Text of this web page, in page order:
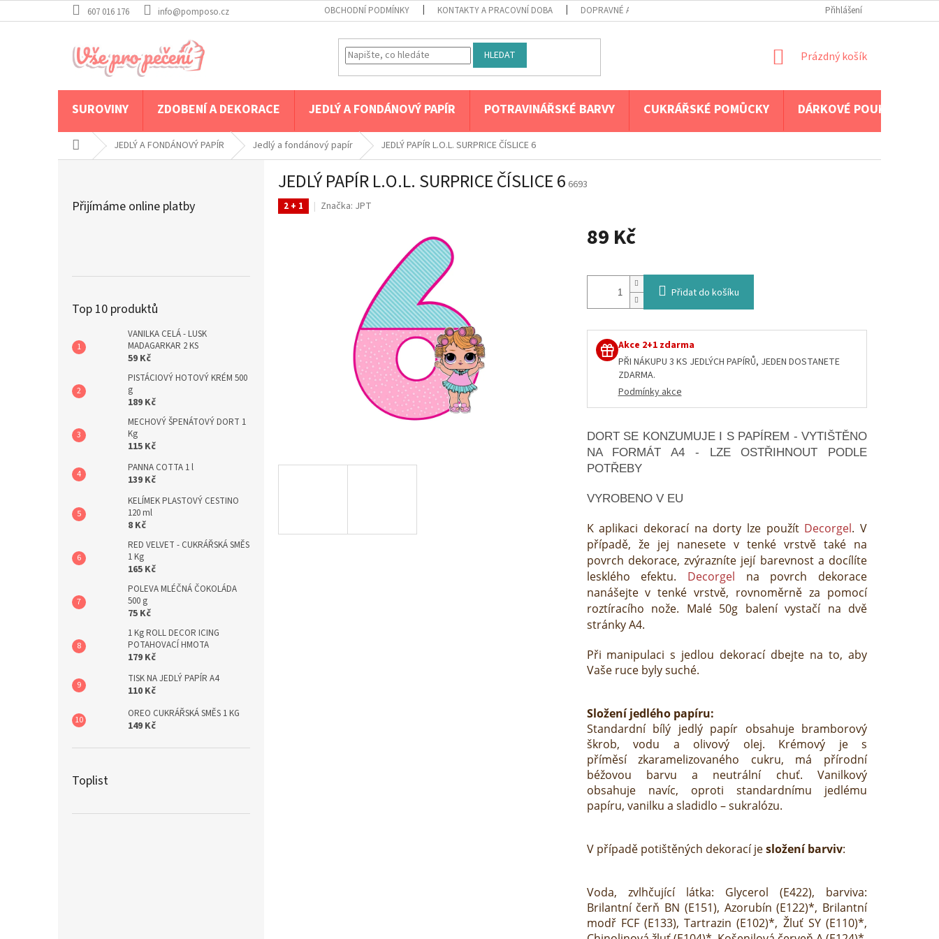
na
607 016 176 info@pomposo.cz OBCHODNÍ PODMÍNKY KONTAKTY A PRACOVNÍ DOBA DOPRAVNÉ A PLATBA Přihlášení
HLEDAT
NÁKUPNÍ
Prázdný košík
SUROVINY ZDOBENÍ A DEKORACE JEDLÝ A FONDÁNOVÝ PAPÍR POTRAVINÁŘSKÉ BARVY CUKRÁŘSKÉ POMŮCKY DÁRKOVÉ POUKAZY
Domů JEDLÝ A FONDÁNOVÝ PAPÍR Jedlý a fondánový papír JEDLÝ PAPÍR L.O.L. SURPRICE ČÍSLICE 6
Přijímáme online platby
Top 10 produktů
VANILKA CELÁ - LUSK
MADAGARKAR 2 KS
59 Kč
PISTÁCIOVÝ HOTOVÝ KRÉM 500
g
189 Kč
MECHOVÝ ŠPENÁTOVÝ DORT 1
Kg
115 Kč
PANNA COTTA 1 l
139 Kč
KELÍMEK PLASTOVÝ CESTINO
120 ml
8 Kč
RED VELVET - CUKRÁŘSKÁ SMĚS
1 Kg
165 Kč
POLEVA MLÉČNÁ ČOKOLÁDA
500 g
75 Kč
1 Kg ROLL DECOR ICING
POTAHOVACÍ HMOTA
179 Kč
TISK NA JEDLÝ PAPÍR A4
110 Kč
OREO CUKRÁŘSKÁ SMĚS 1 KG
149 Kč
Toplist
JEDLÝ PAPÍR L.O.L. SURPRICE ČÍSLICE 6 6693
2 + 1 Značka: JPT
89 Kč
cena:
Přidat do košíku
Akce 2+1 zdarma
PŘI NÁKUPU 3 KS JEDLÝCH PAPÍRŮ, JEDEN DOSTANETE
ZDARMA.
Podmínky akce
DORT SE KONZUMUJE I S PAPÍREM - VYTIŠTĚNO
NA FORMÁT A4 - LZE OSTŘIHNOUT PODLE
POTŘEBY
VYROBENO V EU
K aplikaci dekorací na dorty lze použít Decorgel. V
případě, že jej nanesete v tenké vrstvě také na
povrch dekorace, zvýrazníte její barevnost a docílíte
lesklého efektu. Decorgel na povrch dekorace
nanášejte v tenké vrstvě, rovnoměrně za pomocí
roztíracího nože. Malé 50g balení vystačí na dvě
stránky A4.
Při manipulaci s jedlou dekorací dbejte na to, aby
Vaše ruce byly suché.
Složení jedlého papíru:
Standardní bílý jedlý papír obsahuje bramborový
škrob, vodu a olivový olej. Krémový je s
příměsí zkaramelizovaného cukru, má přírodní
béžovou barvu a neutrální chuť. Vanilkový
obsahuje navíc, oproti standardnímu jedlému
papíru, vanilku a sladidlo – sukralózu.
V případě potištěných dekorací jesložení barviv:
Voda, zvlhčující látka: Glycerol (E422), barviva:
Brilantní čerň BN (E151), Azorubín (E122)*, Brilantní
modř FCF (E133), Tartrazin (E102)*, Žluť SY (E110)*,